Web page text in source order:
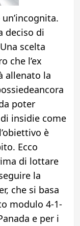
deciso di
scelta
che l’ex
allenato la
poter
insidie come
è
Ecco
di lottare
la
che si basa
modulo 4-1-
e per i